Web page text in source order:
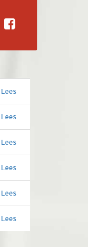
Lees
Lees
Lees
Lees
Lees
Lees